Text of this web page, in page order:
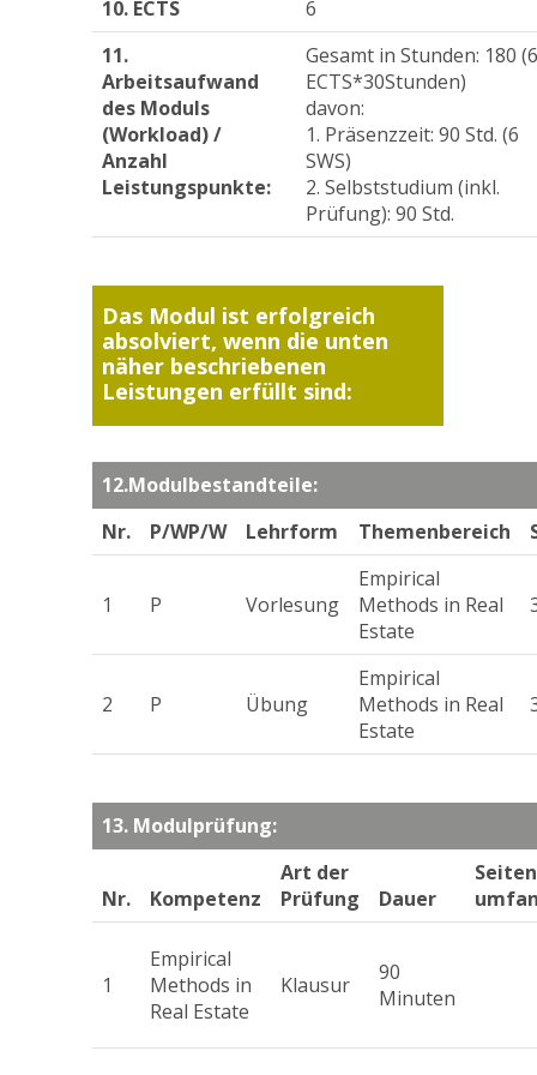
10. ECTS
6
11.
Arbeitsaufwand
des Moduls
(Workload) /
Anzahl
Leistungspunkte:
Gesamt in Stunden: 180
ECTS*30Stunden)
davon:
1. Präsenzzeit: 90 Std. (6
SWS)
2. Selbststudium (inkl.
Prüfung): 90 Std.
Das Modul ist erfolgreich
absolviert, wenn die unten
näher beschriebenen
Leistungen erfüllt sind:
12.Modulbestandteile:
Nr.
P/WP/W Lehrform Themenbereich
1 P Vorlesung
Empirical
Methods in Real
Estate
2 P Übung
Empirical
Methods in Real
Estate
13. Modulprüfung:
Nr. Kompetenz
Art der
Prüfung
Dauer
1
Empirical
Methods in
Real Estate
Klausur
90
Minuten